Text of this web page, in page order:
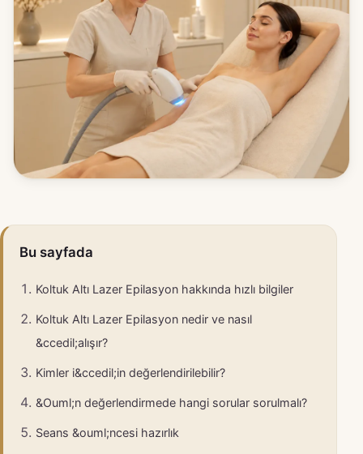
Bu sayfada
Koltuk Altı Lazer Epilasyon hakkında hızlı bilgiler
Koltuk Altı Lazer Epilasyon nedir ve nasıl
&ccedil;alışır?
Kimler i&ccedil;in değerlendirilebilir?
&Ouml;n değerlendirmede hangi sorular sorulmalı?
Seans &ouml;ncesi hazırlık